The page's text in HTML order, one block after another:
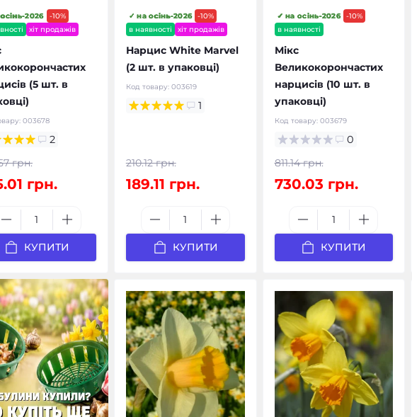
-10%
2026
хіт продажів
(5 шт. в
003678
2
грн.
грн.
КУПИТИ
-10%
в наявності
✓ на осінь-2026
хіт продажів
Нарцис White Marvel
(2 шт. в упаковці)
Код товару: 003619
1
210.12 грн.
189.11 грн.
КУПИТИ
-10%
в наявності
✓ на осінь-2026
Мікс
Великокорончастих
нарцисів (10 шт. в
упаковці)
Код товару: 003679
0
811.14 грн.
730.03 грн.
КУПИТИ